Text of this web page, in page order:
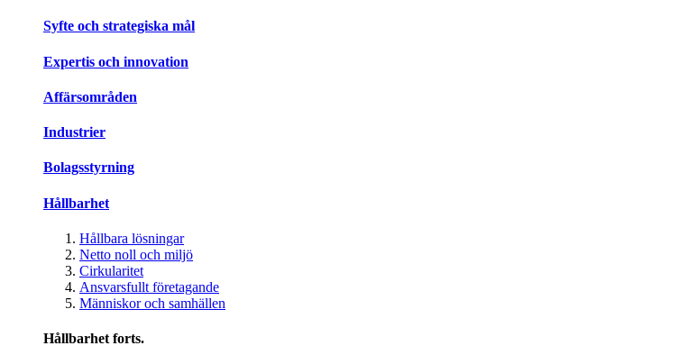
Syfte och strategiska mål
Expertis och innovation
Affärsområden
Industrier
Bolagsstyrning
Hållbarhet
Hållbara lösningar
Netto noll och miljö
Cirkularitet
Ansvarsfullt företagande
Människor och samhällen
Hållbarhet forts.